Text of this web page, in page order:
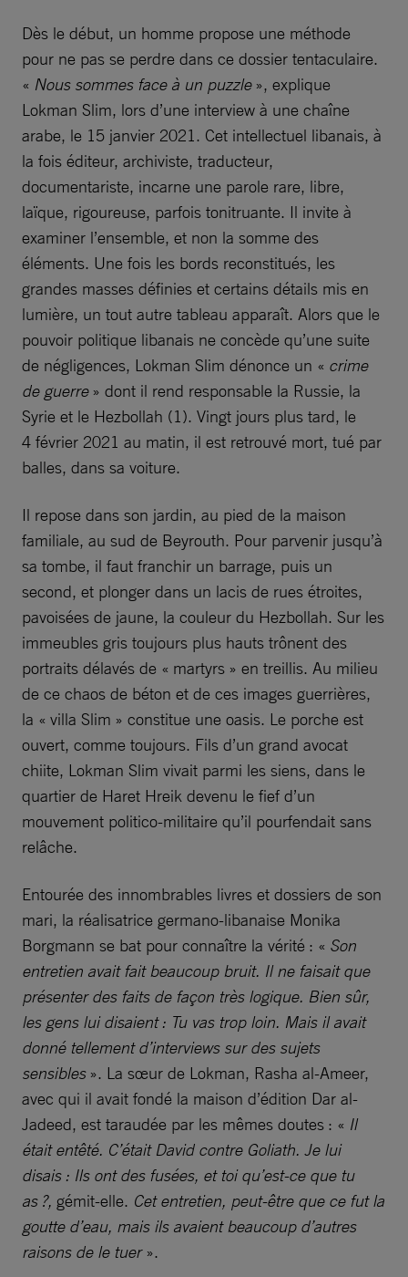
Dès le début, un homme propose une méthode
pour ne pas se perdre dans ce dossier tentaculaire.
« Nous sommes face à un puzzle », explique
Lokman Slim, lors d’une interview à une chaîne
arabe, le 15 janvier 2021. Cet intellectuel libanais, à
la fois éditeur, archiviste, traducteur,
documentariste, incarne une parole rare, libre,
laïque, rigoureuse, parfois tonitruante. Il invite à
examiner l’ensemble, et non la somme des
éléments. Une fois les bords reconstitués, les
grandes masses définies et certains détails mis en
lumière, un tout autre tableau apparaît. Alors que le
pouvoir politique libanais ne concède qu’une suite
de négligences, Lokman Slim dénonce un « crime
de guerre » dont il rend responsable la Russie, la
Syrie et le Hezbollah (1). Vingt jours plus tard, le
4 février 2021 au matin, il est retrouvé mort, tué par
balles, dans sa voiture.
Il repose dans son jardin, au pied de la maison
familiale, au sud de Beyrouth. Pour parvenir jusqu’à
sa tombe, il faut franchir un barrage, puis un
second, et plonger dans un lacis de rues étroites,
pavoisées de jaune, la couleur du Hezbollah. Sur les
immeubles gris toujours plus hauts trônent des
portraits délavés de « martyrs » en treillis. Au milieu
de ce chaos de béton et de ces images guerrières,
la « villa Slim » constitue une oasis. Le porche est
ouvert, comme toujours. Fils d’un grand avocat
chiite, Lokman Slim vivait parmi les siens, dans le
quartier de Haret Hreik devenu le fief d’un
mouvement politico-militaire qu’il pourfendait sans
relâche.
Entourée des innombrables livres et dossiers de son
mari, la réalisatrice germano-libanaise Monika
Borgmann se bat pour connaître la vérité : « Son
entretien avait fait beaucoup bruit. Il ne faisait que
présenter des faits de façon très logique. Bien sûr,
les gens lui disaient : Tu vas trop loin. Mais il avait
donné tellement d’interviews sur des sujets
sensibles ». La sœur de Lokman, Rasha al-Ameer,
avec qui il avait fondé la maison d’édition Dar al-
Jadeed, est taraudée par les mêmes doutes : « Il
était entêté. C’était David contre Goliath. Je lui
disais : Ils ont des fusées, et toi qu’est-ce que tu
as ?, gémit-elle. Cet entretien, peut-être que ce fut la
goutte d’eau, mais ils avaient beaucoup d’autres
raisons de le tuer ».